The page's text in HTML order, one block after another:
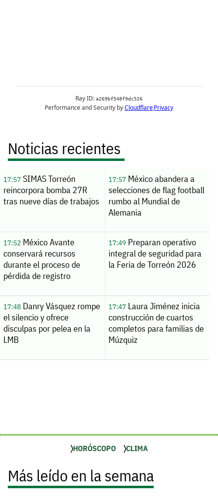
Noticias recientes
17:57SIMAS Torreón
reincorpora bomba 27R
tras nueve días de trabajos
17:57México abandera a
selecciones de flag football
rumbo al Mundial de
Alemania
17:52México Avante
conservará recursos
durante el proceso de
pérdida de registro
17:49Preparan operativo
integral de seguridad para
la Feria de Torreón 2026
17:48Danry Vásquez rompe
el silencio y ofrece
disculpas por pelea en la
LMB
17:47Laura Jiménez inicia
construcción de cuartos
completos para familias de
Múzquiz
HORÓSCOPO CLIMA
Más leído en la semana